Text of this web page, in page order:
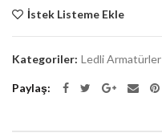
İstek Listeme Ekle
Kategoriler: Ledli Armatürler
Paylaş